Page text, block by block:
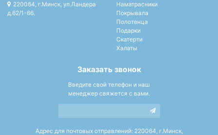
220064, г.Минск, ул.Ландера
д.62/1-66.
Наматрасники
Покрывала
Полотенца
Подарки
Скатерти
Халаты
Заказать звонок
Введите свой телефон и наш
менеджер свяжется с вами.
Адрес для почтовых отправлений: 220064, г.Минск,